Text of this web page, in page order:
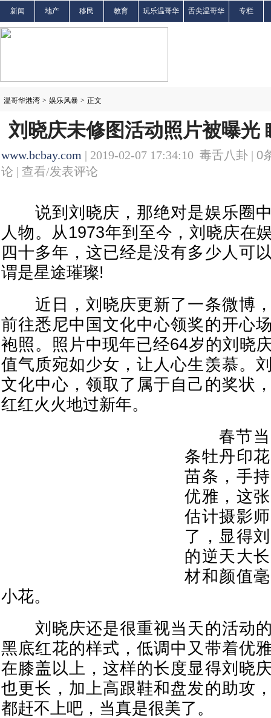
新闻 地产 移民 教育 玩乐温哥华 舌尖温哥华 专栏
温哥华港湾 > 娱乐风暴 > 正文
刘晓庆未修图活动照片被曝光
www.bcbay.com | 2019-02-07 17:34:10 毒舌八卦 | 0
论 | 查看/发表评论
说到刘晓庆，那绝对是娱乐圈中
人物。从1973年到至今，刘晓庆在
四十多年，这已经是没有多少人可
谓是星途璀璨!
近日，刘晓庆更新了一条微博，
前往悉尼中国文化中心领奖的开心
袍照。照片中现年已经64岁的刘晓
值气质宛如少女，让人心生羡慕。
文化中心，领取了属于自己的奖状
红红火火地过新年。
春节当
条牡丹印
苗条，手
优雅，这
估计摄影
了，显得
的逆天大
材和颜值
小花。
刘晓庆还是很重视当天的活动的
黑底红花的样式，低调中又带着优
在膝盖以上，这样的长度显得刘晓
也更长，加上高跟鞋和盘发的助攻
都赶不上吧，当真是很美了。